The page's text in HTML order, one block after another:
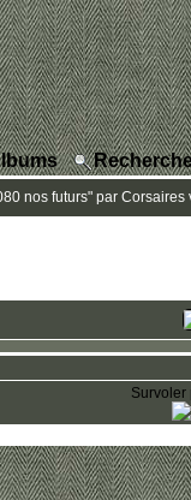
nos futurs" par Corsaires
Survoler